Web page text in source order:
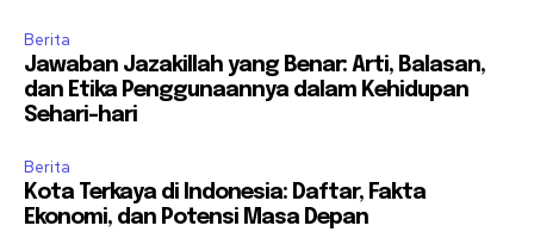
Berita
Jawaban Jazakillah yang Benar: Arti, Balasan,
dan Etika Penggunaannya dalam Kehidupan
Sehari-hari
Berita
Kota Terkaya di Indonesia: Daftar, Fakta
Ekonomi, dan Potensi Masa Depan